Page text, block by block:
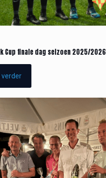
Cup finale dag seizoen 2025/2026
verder